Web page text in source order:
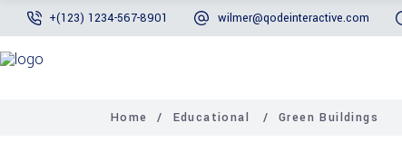
+(123) 1234-567-8901 wilmer@qodeinteractive.com
Home / Educational /Green Buildings